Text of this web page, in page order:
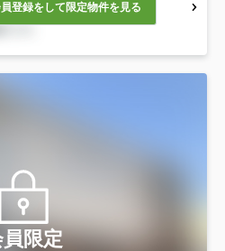
登録をして限定物件を見る
限定